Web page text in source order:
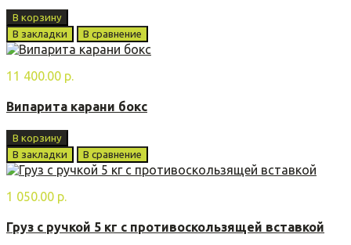
В корзину
В закладки
В сравнение
11 400.00 р.
Випарита карани бoкс
В корзину
В закладки
В сравнение
1 050.00 р.
Груз с ручкой 5 кг с противоскользящей вставкой